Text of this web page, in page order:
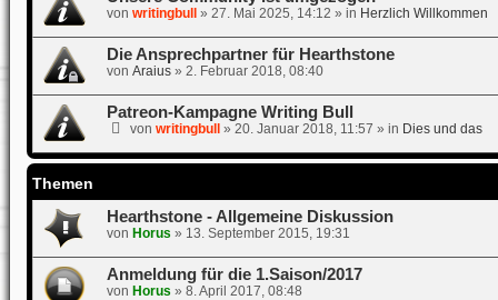
von writingbull » 27. Mai 2025, 14:12 » in Herzlich Willkommen
Die Ansprechpartner für Hearthstone
von Araius» 2. Februar 2018, 08:40
Patreon-Kampagne Writing Bull
von writingbull » 20. Januar 2018, 11:57 » in Dies und das
Themen
Hearthstone - Allgemeine Diskussion
von Horus » 13. September 2015, 19:31
Anmeldung für die 1.Saison/2017
von Horus » 8. April 2017, 08:48